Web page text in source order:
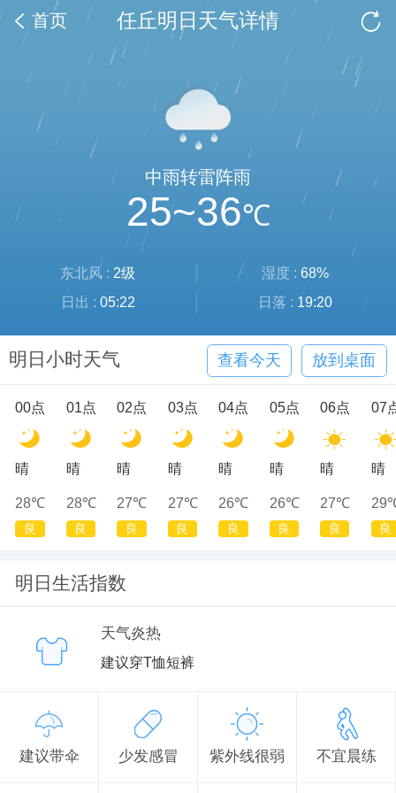
任丘明日天气详情
首页
中雨转雷阵雨
25~36℃
东北风 : 2级 湿度 : 68%
日出 : 05:22 日落 : 19:20
明日小时天气 查看今天 放到桌面
00点
晴
28℃
良
01点
晴
28℃
良
02点
晴
27℃
良
03点
晴
27℃
良
04点
晴
26℃
良
05点
晴
26℃
良
06点
晴
27℃
良
07
晴
良
明日生活指数
天气炎热
建议穿T恤短裤
建议带伞 少发感冒 紫外线很弱 不宜晨练